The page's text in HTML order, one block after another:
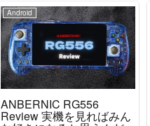
Android
ANBERNIC RG556
Review 実機を見ればみん